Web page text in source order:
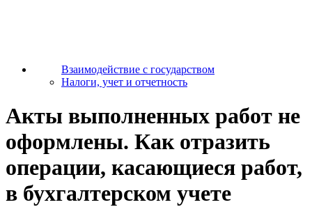
Взаимодействие с государством
Налоги, учет и отчетность
Акты выполненных работ не
оформлены. Как отразить
операции, касающиеся работ,
в бухгалтерском учете